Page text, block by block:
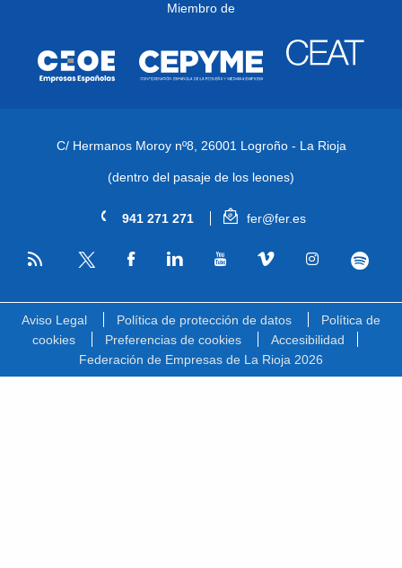
Miembro de
C/ Hermanos Moroy nº8, 26001 Logroño - La Rioja
(dentro del pasaje de los leones)
941 271 271 fer@fer.es
RSS
Aviso Legal Política de protección de datos
Política de
cookies
Preferencias de cookies
Accesibilidad
Federación de Empresas de La Rioja 2026